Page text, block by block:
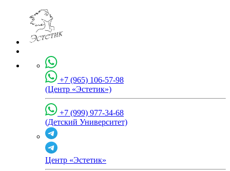
+7 (965) 106-57-98
(Центр «Эстетик»)
+7 (999) 977-34-68
(Детский Университет)
Центр «Эстетик»